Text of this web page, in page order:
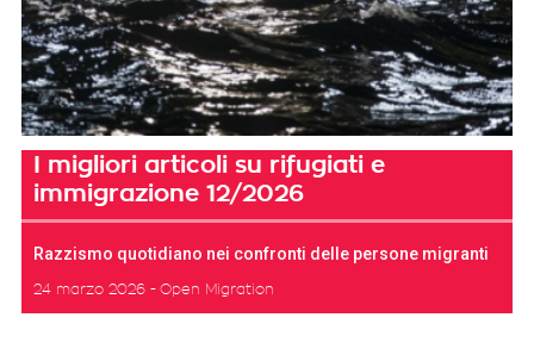
I migliori articoli su rifugiati e
immigrazione 12/2026
Razzismo quotidiano nei confronti delle persone migranti
24 marzo 2026 Open Migration